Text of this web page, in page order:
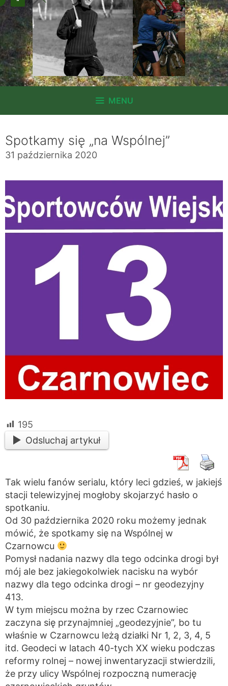
MENU
Spotkamy się „na Wspólnej”
31 października 2020
195
Odsluchaj artykuł
Tak wielu fanów serialu, który leci gdzieś, w jakiejś
stacji telewizyjnej mogłoby skojarzyć hasło o
spotkaniu.
Od 30 października 2020 roku możemy jednak
mówić, że spotkamy się na Wspólnej w
Czarnowcu
Pomysł nadania nazwy dla tego odcinka drogi był
mój ale bez jakiegokolwiek nacisku na wybór
nazwy dla tego odcinka drogi – nr geodezyjny
413.
W tym miejscu można by rzec Czarnowiec
zaczyna się przynajmniej „geodezyjnie”, bo tu
właśnie w Czarnowcu leżą działki Nr 1, 2, 3, 4, 5
itd. Geodeci w latach 40-tych XX wieku podczas
reformy rolnej – nowej inwentaryzacji stwierdzili,
że przy ulicy Wspólnej rozpoczną numerację